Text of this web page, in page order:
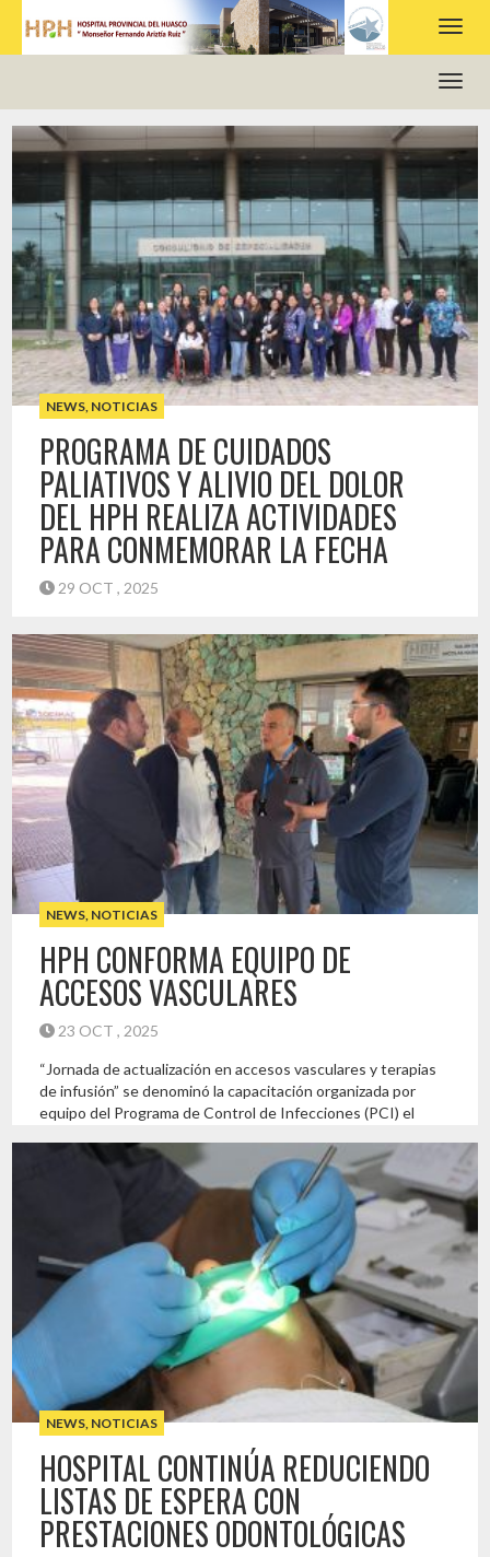
HOSPITAL PROVINCIAL DEL HUASCO
NEWS NOTICIAS
PROGRAMA DE CUIDADOS
PALIATIVOS Y ALIVIO DEL DOLOR
DEL HPH REALIZA ACTIVIDADES
PARA CONMEMORAR LA FECHA
29 OCT , 2025
del dolor del Hospital Provincial del Huasco (HPH) organizó
una serie de actividades en el marco de la conmemoración
de esta significativa fecha. La médico Carmen Gallardo,
encargada del programa de Cuidados Paliativos del HPH
explicó que “todos los años, el segundo sábado de octubre
se […]
Destacado
NEWS NOTICIAS
HPH CONFORMA EQUIPO DE
ACCESOS VASCULARES
23 OCT , 2025
“Jornada de actualización en accesos vasculares y terapias
de infusión” se denominó la capacitación organizada por
equipo del Programa de Control de Infecciones (PCI) el
Huasco. La charla realizada en colaboración con Solventum
(empresa líder en soluciones para el cuidado de la piel y
prevención de infecciones […]
NEWS NOTICIAS
HOSPITAL CONTINÚA REDUCIENDO
LISTAS DE ESPERA CON
PRESTACIONES ODONTOLÓGICAS